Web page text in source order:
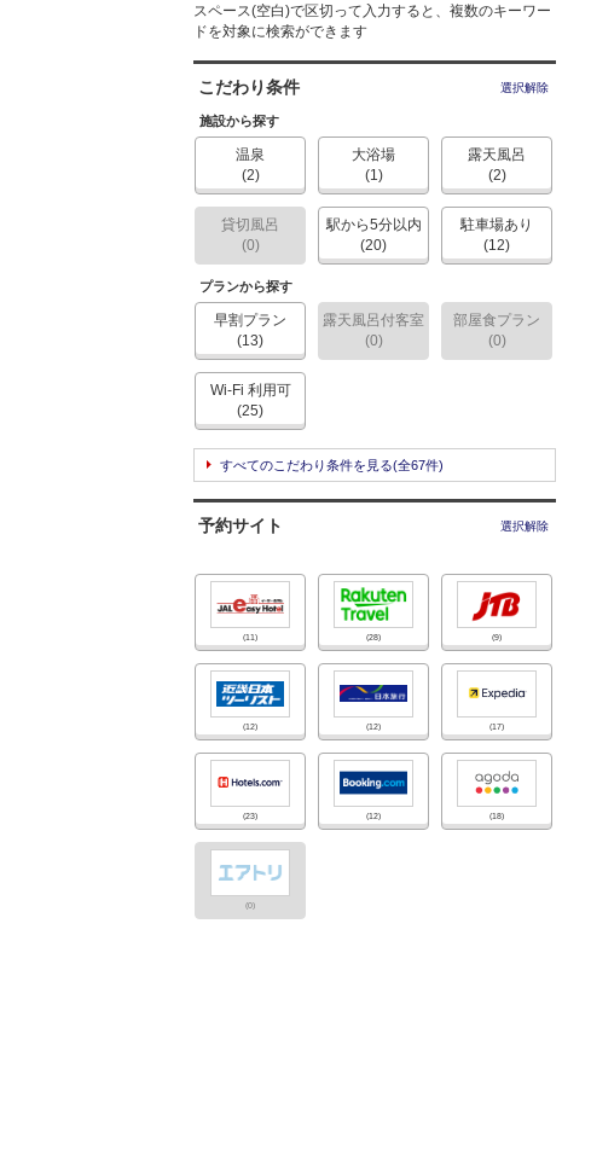
スペース(空白)で区切って入力すると、複数のキーワー
ドを対象に検索ができます
こだわり条件 選択解除
施設から探す
温泉
(2)
大浴場
(1)
露天風呂
(2)
貸切風呂
(0)
駅から5分以内
(20)
駐車場あり
(12)
プランから探す
早割プラン
(13)
露天風呂付客室
(0)
部屋食プラン
(0)
Wi-Fi 利用可
(25)
すべてのこだわり条件を見る(全67件)
予約サイト 選択解除
(11) (28) (9)
(12) (12) (17)
(23) (12) (18)
(0)